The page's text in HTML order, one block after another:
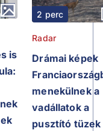
is
2 perc
Radar
Drámai képek
menekülnek a
vadállatok a
pusztító tüzek